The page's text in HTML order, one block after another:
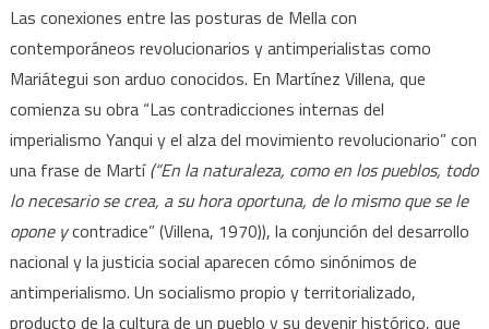
Las conexiones entre las posturas de Mella con
contemporáneos revolucionarios y antimperialistas como
Mariátegui son arduo conocidos. En Martínez Villena, que
comienza su obra “Las contradicciones internas del
imperialismo Yanqui y el alza del movimiento revolucionario” con
una frase de Martí(“En la naturaleza, como en los pueblos, todo
lo necesario se crea, a su hora oportuna, de lo mismo que se le
opone ycontradice” (Villena, 1970)), la conjunción del desarrollo
nacional y la justicia social aparecen cómo sinónimos de
antimperialismo. Un socialismo propio y territorializado,
producto de la cultura de un pueblo y su devenir histórico, que